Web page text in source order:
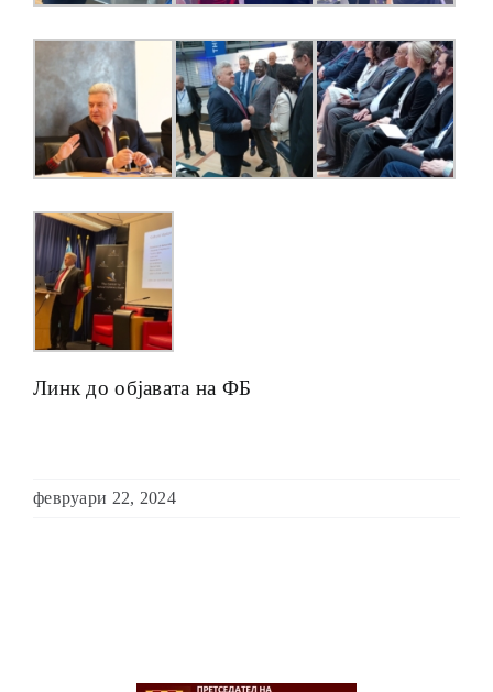
Линк до објавата на ФБ
февруари 22, 2024